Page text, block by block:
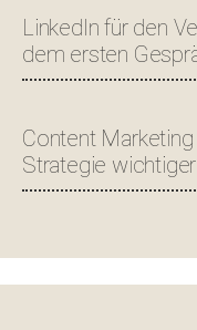
LinkedIn für den
dem ersten
Content
Strategie